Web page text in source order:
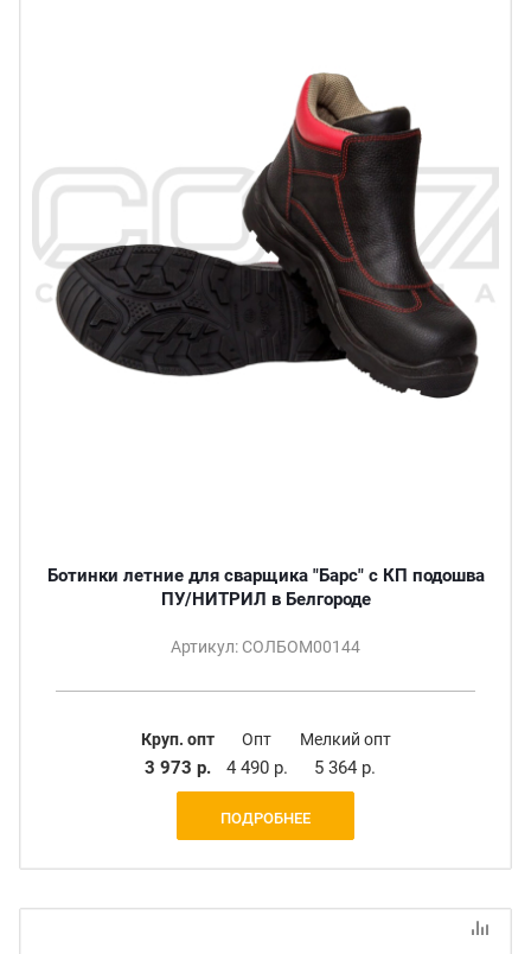
Ботинки летние для сварщика "Барс" с КП подошва
ПУ/НИТРИЛ в Белгороде
Артикул: СОЛБОМ00144
Круп. опт
3 973 р.
Опт
4 490 р.
Мелкий опт
5 364 р.
ПОДРОБНЕЕ